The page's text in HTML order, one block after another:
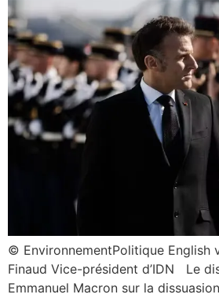
© EnvironnementPolitique English
Finaud Vice-président d’IDN Le
Emmanuel Macron sur la